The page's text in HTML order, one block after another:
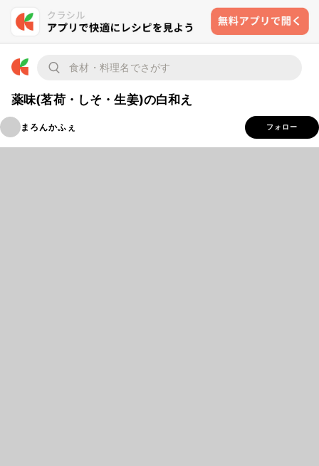
薬味(茗荷・しそ・生姜)の白和え
まろんかふぇ フォロー